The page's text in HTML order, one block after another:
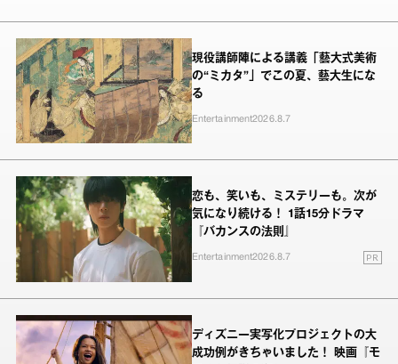
現役講師陣による講義「藝大式美術
の“ミカタ”」でこの夏、藝大生にな
る
Entertainment2026.8.7
恋も、笑いも、ミステリーも。次が
気になり続ける！ 1話15分ドラマ
『バカンスの法則』
Entertainment2026.8.7 PR
ディズニー実写化プロジェクトの大
成功例がきちゃいました！ 映画『モ